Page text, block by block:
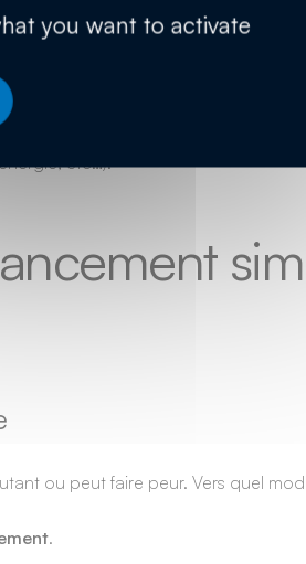
éleveurs. La PAC ( Politique
et responsable est donc forte
etc…).
ou peut faire peur. Vers quel
.
you want to activate